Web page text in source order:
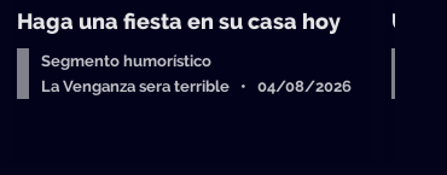
Haga una fiesta en su casa hoy
Segmento humorístico
La Venganza sera terrible • 04/08/2026
Un